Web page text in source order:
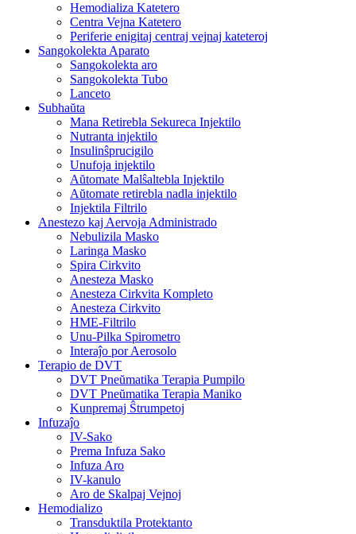
Hemodializa Katetero
Centra Vejna Katetero
Periferie enigitaj centraj vejnaj kateteroj
Sangokolekta Aparato
Sangokolekta aro
Sangokolekta Tubo
Lanceto
Subhaŭta
Mana Retirebla Sekureca Injektilo
Nutranta injektilo
Insulinŝprucigilo
Unufoja injektilo
Aŭtomate Malŝaltebla Injektilo
Aŭtomate retirebla nadla injektilo
Injektila Filtrilo
Anestezo kaj Aervoja Administrado
Nebulizila Masko
Laringa Masko
Spira Cirkvito
Anesteza Masko
Anesteza Cirkvita Kompleto
Anesteza Cirkvito
HME-Filtrilo
Unu-Pilka Spirometro
Interaĵo por Aerosolo
Terapio de DVT
DVT Pneŭmatika Terapia Pumpilo
DVT Pneŭmatika Terapia Maniko
Kunpremaj Ŝtrumpetoj
Infuzaĵo
IV-Sako
Prema Infuza Sako
Infuza Aro
IV-kanulo
Aro de Skalpaj Vejnoj
Hemodializo
Transduktila Protektanto